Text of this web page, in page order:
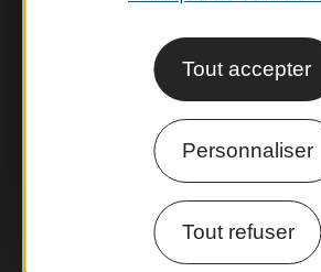
Tout accepter
Personnaliser
Tout refuser
Latitude